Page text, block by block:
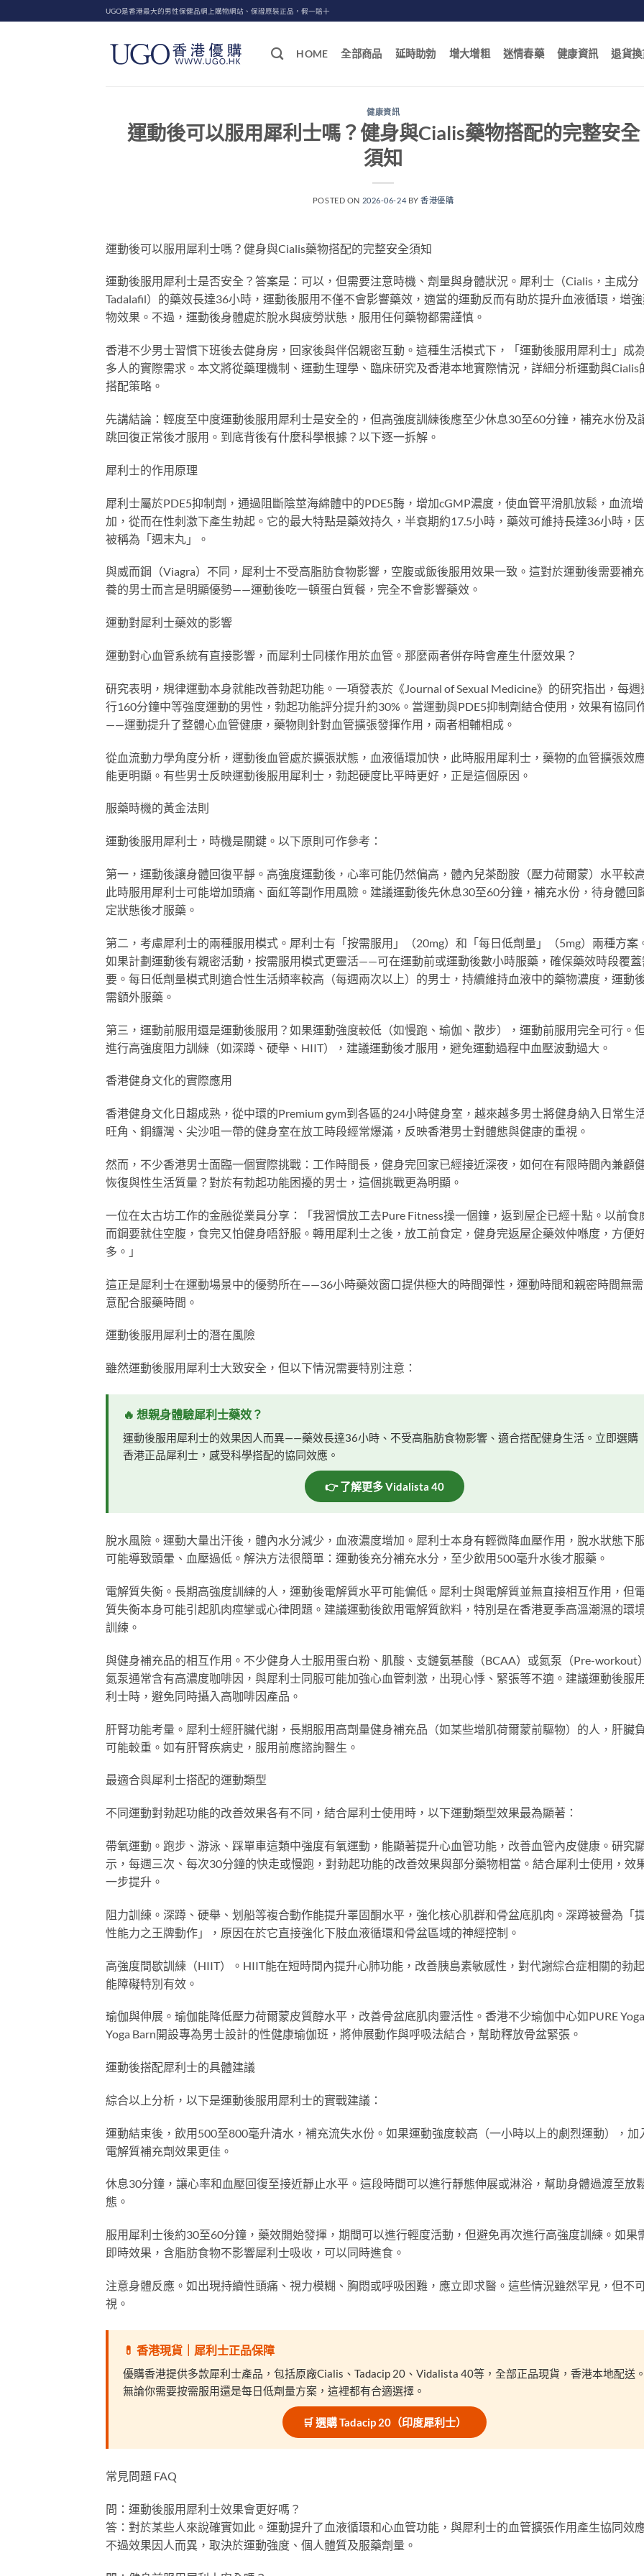
to
UGO是香港最大的男性保健品網上購物網站、保證原裝正品，假一賠十
HOME 全部商品 延時助勃 增大增粗 迷情春藥 健康資訊 退貨換
健康資訊
運動後可以服用犀利士嗎？健身與Cialis藥物搭配的完整安全
須知
POSTED ON 2026-06-24 BY香港優購
運動後可以服用犀利士嗎？健身與Cialis藥物搭配的完整安全須知
運動後服用犀利士是否安全？答案是：可以，但需要注意時機、劑量與身體狀況。犀利士（Cialis，主成分
Tadalafil）的藥效長達36小時，運動後服用不僅不會影響藥效，適當的運動反而有助於提升血液循環，增
物效果。不過，運動後身體處於脫水與疲勞狀態，服用任何藥物都需謹慎。
香港不少男士習慣下班後去健身房，回家後與伴侶親密互動。這種生活模式下，「運動後服用犀利士」成
多人的實際需求。本文將從藥理機制、運動生理學、臨床研究及香港本地實際情況，詳細分析運動與Cialis
搭配策略。
先講結論：輕度至中度運動後服用犀利士是安全的，但高強度訓練後應至少休息30至60分鐘，補充水份及
跳回復正常後才服用。到底背後有什麼科學根據？以下逐一拆解。
犀利士的作用原理
犀利士屬於PDE5抑制劑，通過阻斷陰莖海綿體中的PDE5酶，增加cGMP濃度，使血管平滑肌放鬆，血流增
加，從而在性刺激下產生勃起。它的最大特點是藥效持久，半衰期約17.5小時，藥效可維持長達36小時，
被稱為「週末丸」。
與威而鋼（Viagra）不同，犀利士不受高脂肪食物影響，空腹或飯後服用效果一致。這對於運動後需要補
養的男士而言是明顯優勢——運動後吃一頓蛋白質餐，完全不會影響藥效。
運動對犀利士藥效的影響
運動對心血管系統有直接影響，而犀利士同樣作用於血管。那麼兩者併存時會產生什麼效果？
研究表明，規律運動本身就能改善勃起功能。一項發表於《Journal of Sexual Medicine》的研究指出，每週
行160分鐘中等強度運動的男性，勃起功能評分提升約30%。當運動與PDE5抑制劑結合使用，效果有協同
——運動提升了整體心血管健康，藥物則針對血管擴張發揮作用，兩者相輔相成。
從血流動力學角度分析，運動後血管處於擴張狀態，血液循環加快，此時服用犀利士，藥物的血管擴張效
能更明顯。有些男士反映運動後服用犀利士，勃起硬度比平時更好，正是這個原因。
服藥時機的黃金法則
運動後服用犀利士，時機是關鍵。以下原則可作參考：
第一，運動後讓身體回復平靜。高強度運動後，心率可能仍然偏高，體內兒茶酚胺（壓力荷爾蒙）水平較
此時服用犀利士可能增加頭痛、面紅等副作用風險。建議運動後先休息30至60分鐘，補充水份，待身體回
定狀態後才服藥。
第二，考慮犀利士的兩種服用模式。犀利士有「按需服用」（20mg）和「每日低劑量」（5mg）兩種方案
如果計劃運動後有親密活動，按需服用模式更靈活——可在運動前或運動後數小時服藥，確保藥效時段覆蓋
要。每日低劑量模式則適合性生活頻率較高（每週兩次以上）的男士，持續維持血液中的藥物濃度，運動
需額外服藥。
第三，運動前服用還是運動後服用？如果運動強度較低（如慢跑、瑜伽、散步），運動前服用完全可行。
進行高強度阻力訓練（如深蹲、硬舉、HIIT），建議運動後才服用，避免運動過程中血壓波動過大。
香港健身文化的實際應用
香港健身文化日趨成熟，從中環的Premium gym到各區的24小時健身室，越來越多男士將健身納入日常生
旺角、銅鑼灣、尖沙咀一帶的健身室在放工時段經常爆滿，反映香港男士對體態與健康的重視。
然而，不少香港男士面臨一個實際挑戰：工作時間長，健身完回家已經接近深夜，如何在有限時間內兼顧
恢復與性生活質量？對於有勃起功能困擾的男士，這個挑戰更為明顯。
一位在太古坊工作的金融從業員分享：「我習慣放工去Pure Fitness操一個鐘，返到屋企已經十點。以前食
而鋼要就住空腹，食完又怕健身唔舒服。轉用犀利士之後，放工前食定，健身完返屋企藥效仲喺度，方便
多。」
這正是犀利士在運動場景中的優勢所在——36小時藥效窗口提供極大的時間彈性，運動時間和親密時間無
意配合服藥時間。
運動後服用犀利士的潛在風險
雖然運動後服用犀利士大致安全，但以下情況需要特別注意：
🔥 想親身體驗犀利士藥效？
運動後服用犀利士的效果因人而異——藥效長達36小時、不受高脂肪食物影響、適合搭配健身生活。立即選購
香港正品犀利士，感受科學搭配的協同效應。
👉 了解更多 Vidalista 40
脫水風險。運動大量出汗後，體內水分減少，血液濃度增加。犀利士本身有輕微降血壓作用，脫水狀態下
可能導致頭暈、血壓過低。解決方法很簡單：運動後充分補充水分，至少飲用500毫升水後才服藥。
電解質失衡。長期高強度訓練的人，運動後電解質水平可能偏低。犀利士與電解質並無直接相互作用，但
質失衡本身可能引起肌肉痙攣或心律問題。建議運動後飲用電解質飲料，特別是在香港夏季高溫潮濕的環
訓練。
與健身補充品的相互作用。不少健身人士服用蛋白粉、肌酸、支鏈氨基酸（BCAA）或氮泵（Pre-workout
氮泵通常含有高濃度咖啡因，與犀利士同服可能加強心血管刺激，出現心悸、緊張等不適。建議運動後服
利士時，避免同時攝入高咖啡因產品。
肝腎功能考量。犀利士經肝臟代謝，長期服用高劑量健身補充品（如某些增肌荷爾蒙前驅物）的人，肝臟
可能較重。如有肝腎疾病史，服用前應諮詢醫生。
最適合與犀利士搭配的運動類型
不同運動對勃起功能的改善效果各有不同，結合犀利士使用時，以下運動類型效果最為顯著：
帶氧運動。跑步、游泳、踩單車這類中強度有氧運動，能顯著提升心血管功能，改善血管內皮健康。研究
示，每週三次、每次30分鐘的快走或慢跑，對勃起功能的改善效果與部分藥物相當。結合犀利士使用，效
一步提升。
阻力訓練。深蹲、硬舉、划船等複合動作能提升睪固酮水平，強化核心肌群和骨盆底肌肉。深蹲被譽為「
性能力之王牌動作」，原因在於它直接強化下肢血液循環和骨盆區域的神經控制。
高強度間歇訓練（HIIT）。HIIT能在短時間內提升心肺功能，改善胰島素敏感性，對代謝綜合症相關的勃
能障礙特別有效。
瑜伽與伸展。瑜伽能降低壓力荷爾蒙皮質醇水平，改善骨盆底肌肉靈活性。香港不少瑜伽中心如PURE Yoga
Yoga Barn開設專為男士設計的性健康瑜伽班，將伸展動作與呼吸法結合，幫助釋放骨盆緊張。
運動後搭配犀利士的具體建議
綜合以上分析，以下是運動後服用犀利士的實戰建議：
運動結束後，飲用500至800毫升清水，補充流失水份。如果運動強度較高（一小時以上的劇烈運動），加
電解質補充劑效果更佳。
休息30分鐘，讓心率和血壓回復至接近靜止水平。這段時間可以進行靜態伸展或淋浴，幫助身體過渡至放
態。
服用犀利士後約30至60分鐘，藥效開始發揮，期間可以進行輕度活動，但避免再次進行高強度訓練。如果
即時效果，含脂肪食物不影響犀利士吸收，可以同時進食。
注意身體反應。如出現持續性頭痛、視力模糊、胸悶或呼吸困難，應立即求醫。這些情況雖然罕見，但不
視。
💊 香港現貨｜犀利士正品保障
優購香港提供多款犀利士產品，包括原廠Cialis、Tadacip 20、Vidalista 40等，全部正品現貨，香港本地配送。
無論你需要按需服用還是每日低劑量方案，這裡都有合適選擇。
🛒 選購 Tadacip 20（印度犀利士）
常見問題 FAQ
問：運動後服用犀利士效果會更好嗎？
答：對於某些人來說確實如此。運動提升了血液循環和心血管功能，與犀利士的血管擴張作用產生協同效
不過效果因人而異，取決於運動強度、個人體質及服藥劑量。